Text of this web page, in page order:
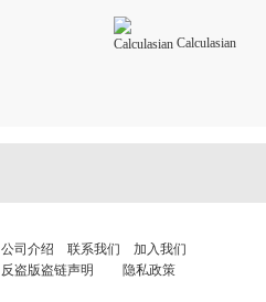
Calculasian
公司介绍 联系我们
加入我们
反盗版盗链声明
隐私政策